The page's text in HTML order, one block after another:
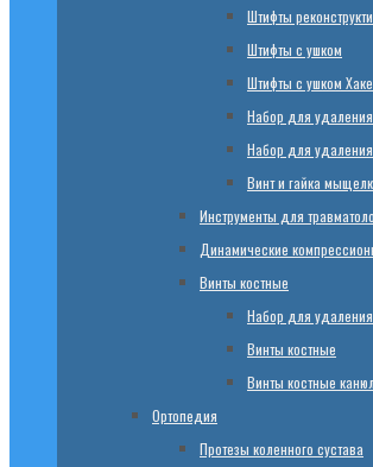
Штифты
Штифты с ушком
Штифты с ушком
Набор для
Набор для
Винт и гайка
Инструменты для
Динамические
Винты костные
Набор для
Винты костные
Винты костные
Ортопедия
Протезы коленного сустава